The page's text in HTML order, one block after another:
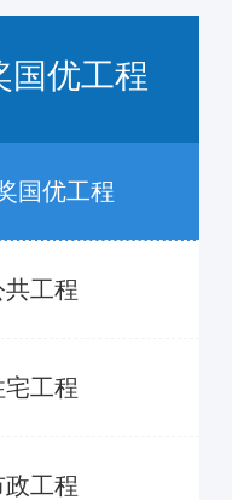
国优工程
国优工程
共工程
宅工程
政工程